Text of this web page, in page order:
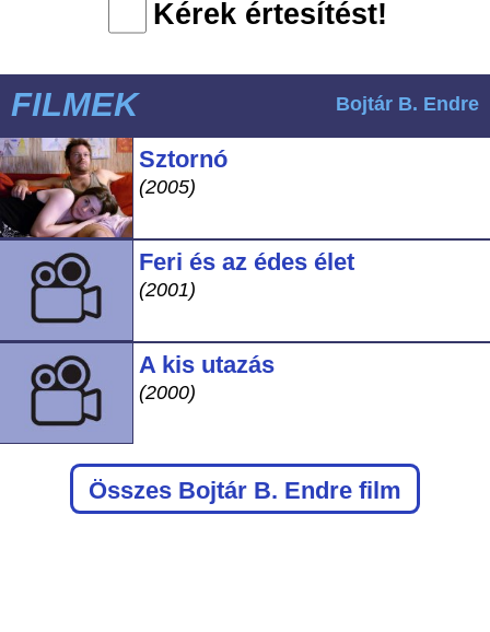
Kérek értesítést!
FILMEK Bojtár B. Endre
Sztornó
(2005)
Feri és az édes élet
(2001)
A kis utazás
(2000)
Összes Bojtár B. Endre film